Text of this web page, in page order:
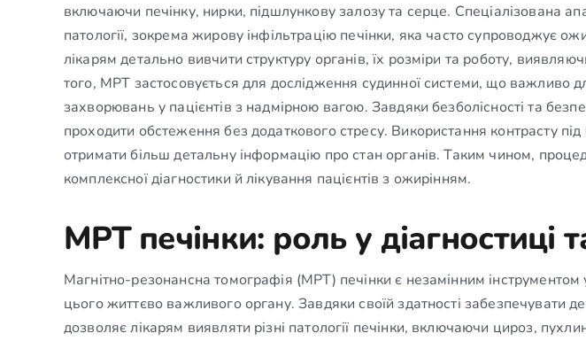
включаючи печінку, нирки, підшлункову залозу та серце. Спеціалізована
патології, зокрема жирову інфільтрацію печінки, яка часто супроводжує
лікарям детально вивчити структуру органів, їх розміри та роботу,
того, МРТ застосовується для дослідження судинної системи, що важливо
захворювань у пацієнтів з надмірною вагою. Завдяки безболісності та
проходити обстеження без додаткового стресу. Використання контрасту
отримати більш детальну інформацію про стан органів. Таким чином,
комплексної діагностики й лікування пацієнтів з ожирінням.
МРТ печінки: роль у діагностиці
Магнітно-резонансна томографія (МРТ) печінки є незамінним інструментом
цього життєво важливого органу. Завдяки своїй здатності забезпечувати
дозволяє лікарям виявляти різні патології печінки, включаючи цироз,